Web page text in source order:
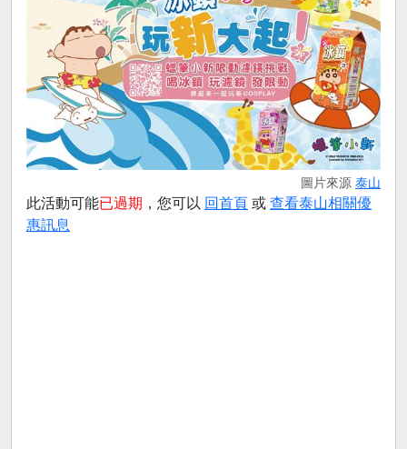
圖片來源 泰山
此活動可能已過期 ，您可以 回首頁 或 查看泰山相關優
惠訊息